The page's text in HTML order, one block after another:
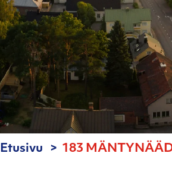
Etusivu 183